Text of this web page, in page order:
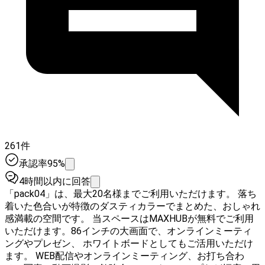
261件
承認率95%
4時間以内に回答
「pack04」は、最大20名様までご利用いただけます。 落ち
着いた色合いが特徴のダスティカラーでまとめた、おしゃれ
感満載の空間です。 当スペースはMAXHUBが無料でご利用
いただけます。86インチの大画面で、オンラインミーティ
ングやプレゼン、 ホワイトボードとしてもご活用いただけ
ます。 WEB配信やオンラインミーティング、お打ち合わ